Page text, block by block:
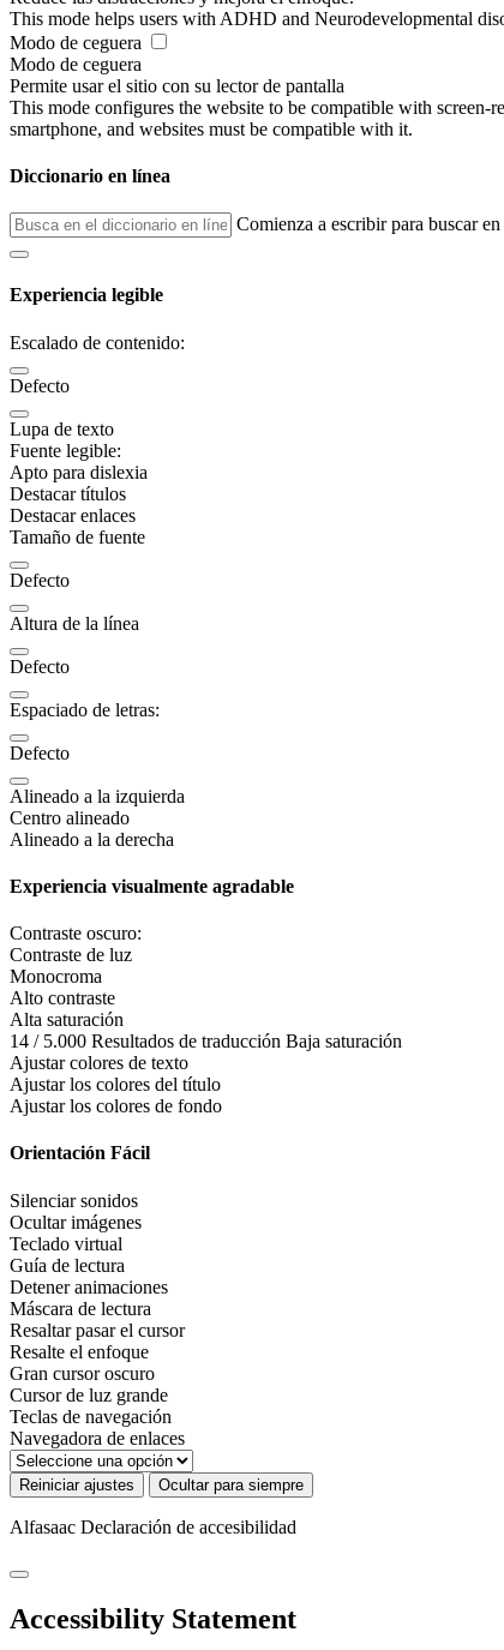
This mode helps users with ADHD and Neurodevelopmental
Modo de ceguera
Modo de ceguera
Permite usar el sitio con su lector de pantalla
This mode configures the website to be compatible with
smartphone, and websites must be compatible with it.
Diccionario en línea
Comienza a escribir para buscar
Experiencia legible
Escalado de contenido:
Defecto
Lupa de texto
Fuente legible:
Apto para dislexia
Destacar títulos
Destacar enlaces
Tamaño de fuente
Defecto
Altura de la línea
Defecto
Espaciado de letras:
Defecto
Alineado a la izquierda
Centro alineado
Alineado a la derecha
Experiencia visualmente agradable
Contraste oscuro:
Contraste de luz
Monocroma
Alto contraste
Alta saturación
14 / 5.000 Resultados de traducción Baja saturación
Ajustar colores de texto
Ajustar los colores del título
Ajustar los colores de fondo
Orientación Fácil
Silenciar sonidos
Ocultar imágenes
Teclado virtual
Guía de lectura
Detener animaciones
Máscara de lectura
Resaltar pasar el cursor
Resalte el enfoque
Gran cursor oscuro
Cursor de luz grande
Teclas de navegación
Navegadora de enlaces
Reiniciar ajustes Ocultar para siempre
Alfasaac Declaración de accesibilidad
Accessibility Statement